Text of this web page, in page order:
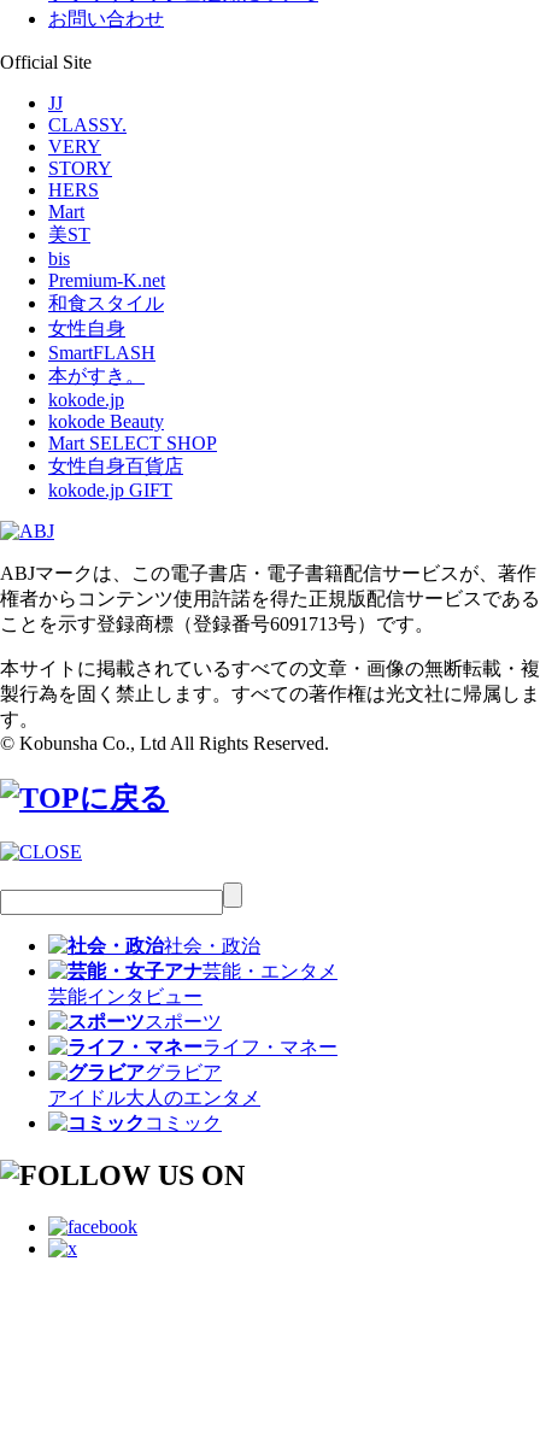
お問い合わせ
Official Site
JJ
CLASSY.
VERY
STORY
HERS
Mart
美ST
bis
Premium-K.net
和食スタイル
女性自身
SmartFLASH
本がすき。
kokode.jp
kokode Beauty
Mart SELECT SHOP
女性自身百貨店
kokode.jp GIFT
ABJマークは、この電子書店・電子書籍配信サービスが、著作
権者からコンテンツ使用許諾を得た正規版配信サービスである
ことを示す登録商標（登録番号6091713号）です。
本サイトに掲載されているすべての文章・画像の無断転載・複
製行為を固く禁止します。すべての著作権は光文社に帰属しま
す。
© Kobunsha Co., Ltd All Rights Reserved.
社会・政治
芸能・エンタメ
芸能インタビュー
スポーツ
ライフ・マネー
グラビア
アイドル大人のエンタメ
コミック